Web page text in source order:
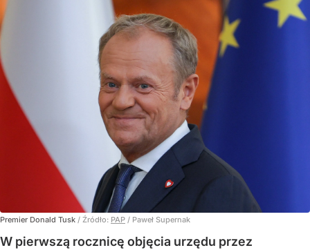
Premier Donald Tusk / Źródło: PAP / Paweł Supernak
W pierwszą rocznicę objęcia urzędu przez